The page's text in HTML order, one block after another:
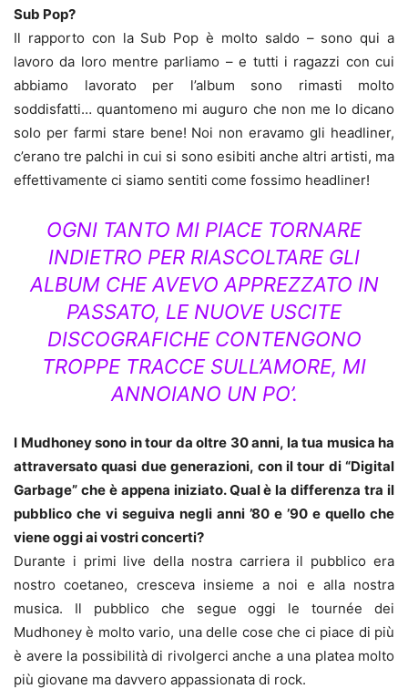
Sub Pop?
Il rapporto con la Sub Pop è molto saldo – sono qui a
lavoro da loro mentre parliamo – e tutti i ragazzi con cui
abbiamo lavorato per l’album sono rimasti molto
soddisfatti… quantomeno mi auguro che non me lo dicano
solo per farmi stare bene! Noi non eravamo gli headliner,
c’erano tre palchi in cui si sono esibiti anche altri artisti, ma
effettivamente ci siamo sentiti come fossimo headliner!
OGNI TANTO MI PIACE TORNARE
INDIETRO PER RIASCOLTARE GLI
ALBUM CHE AVEVO APPREZZATO IN
PASSATO, LE NUOVE USCITE
DISCOGRAFICHE CONTENGONO
TROPPE TRACCE SULL’AMORE, MI
ANNOIANO UN PO’.
I Mudhoney sono in tour da oltre 30 anni, la tua musica ha
attraversato quasi due generazioni, con il tour di “Digital
Garbage” che è appena iniziato. Qual è la differenza tra il
pubblico che vi seguiva negli anni ’80 e ’90 e quello che
viene oggi ai vostri concerti?
Durante i primi live della nostra carriera il pubblico era
nostro coetaneo, cresceva insieme a noi e alla nostra
musica. Il pubblico che segue oggi le tournée dei
Mudhoney è molto vario, una delle cose che ci piace di più
è avere la possibilità di rivolgerci anche a una platea molto
più giovane ma davvero appassionata di rock.